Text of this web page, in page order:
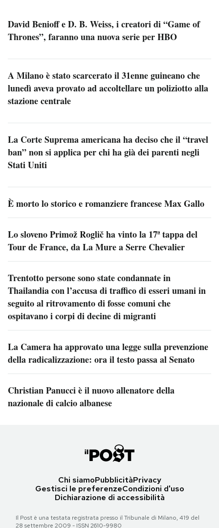
David Benioff e D. B. Weiss, i creatori di “Game of
Thrones”, faranno una nuova serie per HBO
A Milano è stato scarcerato il 31enne guineano che
lunedì aveva provato ad accoltellare un poliziotto alla
stazione centrale
La Corte Suprema americana ha deciso che il “travel
ban” non si applica per chi ha già dei parenti negli
Stati Uniti
È morto lo storico e romanziere francese Max Gallo
Lo sloveno Primož Roglič ha vinto la 17ª tappa del
Tour de France, da La Mure a Serre Chevalier
Trentotto persone sono state condannate in
Thailandia con l’accusa di traffico di esseri umani in
seguito al ritrovamento di fosse comuni che
ospitavano i corpi di decine di migranti
La Camera ha approvato una legge sulla prevenzione
della radicalizzazione: ora il testo passa al Senato
Christian Panucci è il nuovo allenatore della
nazionale di calcio albanese
Chi siamoPubblicitàPrivacy
Gestisci le preferenzeCondizioni d'uso
Dichiarazione di accessibilità
Il Post è una testata registrata presso il Tribunale di Milano, 419 del
28 settembre 2009 - ISSN 2610-9980